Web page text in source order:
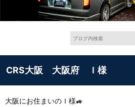
CRS大阪 大阪府 Ｉ様
大阪にお住まいのＩ様🚙